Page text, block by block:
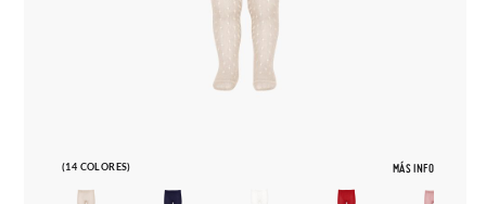
(14 COLORES) MÁS INFO